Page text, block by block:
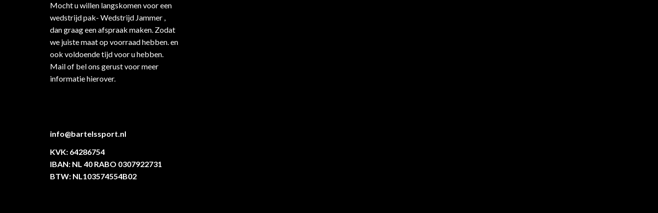
Mocht u willen langskomen voor een
wedstrijd pak- Wedstrijd Jammer ,
dan graag een afspraak maken. Zodat
we juiste maat op voorraad hebben. en
ook voldoende tijd voor u hebben.
Mail of bel ons gerust voor meer
informatie hierover.
info@bartelssport.nl
KVK: 64286754
IBAN: NL 40 RABO 0307922731
BTW: NL103574554B02